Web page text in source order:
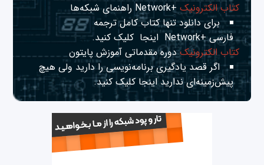
کتاب الکترونیک+Network راهنمای شبکه‌ها
برای دانلود تنها کتاب کامل ترجمه
فارسی +Network
اینجا کلیک کنید.
کتاب الکترونیکدوره مقدماتی آموزش پایتون
اگر قصد یادگیری برنامه‌نویسی را دارید ولی هیچ
پیش‌زمینه‌ای نداریداینجا کلیک کنید.